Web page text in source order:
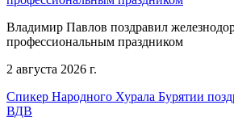
Владимир Павлов поздравил
профессиональным праздником
2 августа 2026 г.
Спикер Народного Хурала Бурятии
ВДВ